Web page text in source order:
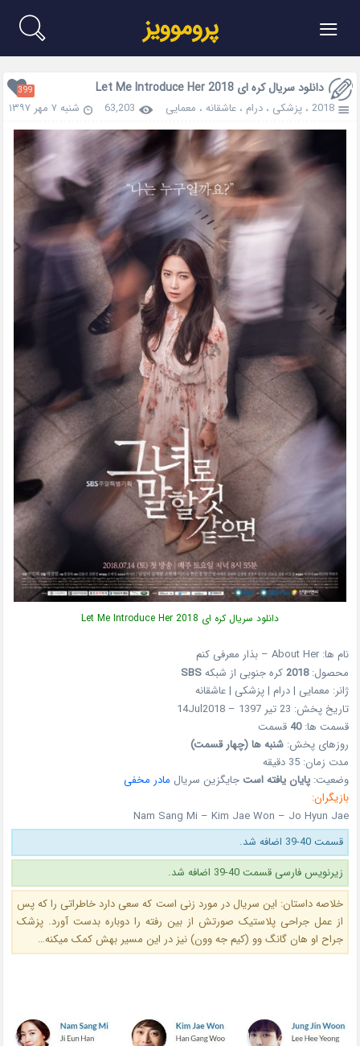
≡ پروموویز
دانلود سریال کره ای Let Me Introduce Her 2018 399
2018 ،پزشکی ،درام ،عاشقانه ، معمایی 63,203 شنبه ۷ مهر ۱۳۹۷
دانلود سریال کره ای Let Me Introduce Her 2018
نام ها: About Her – بذار معرفی کنم
محصول:2018کره جنوبی از شبکهSBS
ژانر: معمایی | درام | پزشکی | عاشقانه
تاریخ پخش: 23 تیر 1397 – 14Jul2018
قسمت ها:40قسمت
روزهای پخش:شنبه ها (چهار قسمت)
مدت زمان: 35 دقیقه
وضعیت:پایان یافته استجایگزین سریال مادر مخفی
بازیگران:
Nam Sang Mi – Kim Jae Won – Jo Hyun Jae
قسمت 40-39 اضافه شد.
زیرنویس فارسی قسمت 40-39 اضافه شد.
خلاصه داستان: این سریال در مورد زنی است که سعی دارد خاطراتی را که پس
از عمل جراحی پلاستیک صورتش از بین رفته را دوباره بدست آورد. پزشک
جراح او هان گانگ وو (کیم جه وون) نیز در این مسیر بهش کمک میکنه…